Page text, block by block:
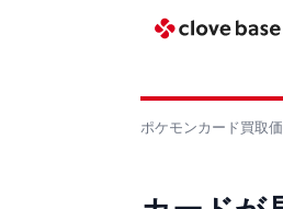
ポケモンカード買取